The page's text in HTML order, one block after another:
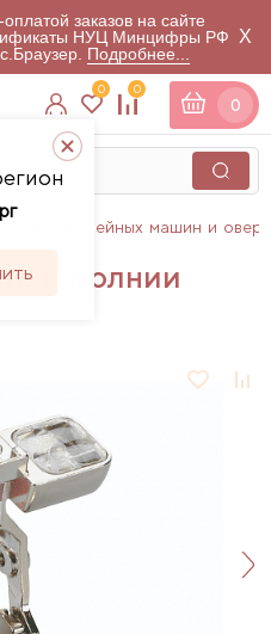
заказов на сайте
НУЦ Минцифры РФ
Подробнее...
X
0 0
0
для швейных машин и
молнии